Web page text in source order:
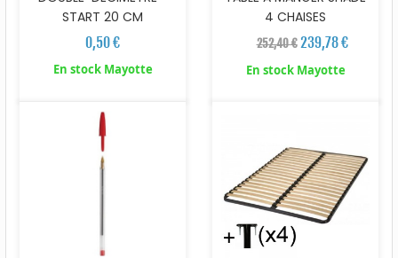
START 20 CM
0,50 €
En stock Mayotte
4 CHAISES
252,40 € 239,78 €
En stock Mayotte